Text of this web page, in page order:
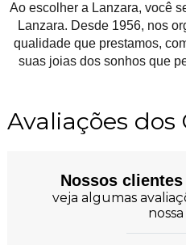
Ao escolher a Lanzara, você
Lanzara. Desde 1956, nos
qualidade que prestamos,
suas joias dos sonhos que
Avaliações dos
Nossos
veja algumas